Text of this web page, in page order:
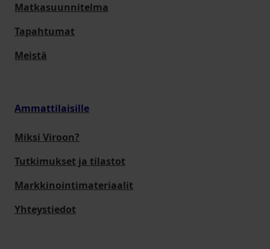
Matkasuunnitelma
Tapahtumat
Meistä
Ammattilaisille
Miksi Viroon?
Tutkimukset ja tilastot
Markkinointimateriaalit
Yhteystiedot